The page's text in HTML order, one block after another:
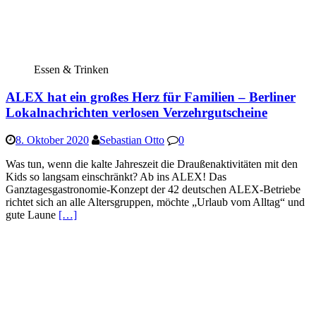
Essen & Trinken
ALEX hat ein großes Herz für Familien – Berliner
Lokalnachrichten verlosen Verzehrgutscheine
8. Oktober 2020 Sebastian Otto
0
Was tun, wenn die kalte Jahreszeit die Draußenaktivitäten mit den
Kids so langsam einschränkt? Ab ins ALEX! Das
Ganztagesgastronomie-Konzept der 42 deutschen ALEX-Betriebe
richtet sich an alle Altersgruppen, möchte „Urlaub vom Alltag“ und
gute Laune […]